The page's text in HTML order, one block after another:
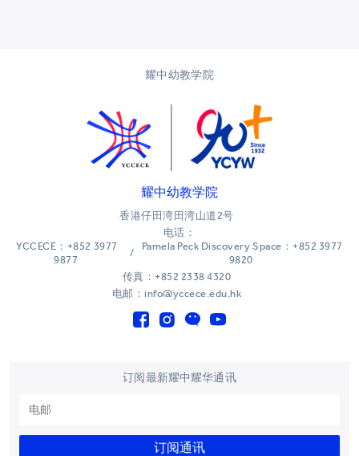
耀中幼教学院
耀中幼教学院
香港仔田湾田湾山道2号
电话：
YCCECE：+852 3977
9877
/
Pamela Peck Discovery Space：+852 3977
9820
传真：+852 2338 4320
电邮：info@yccece.edu.hk
订阅最新耀中耀华通讯
订阅通讯